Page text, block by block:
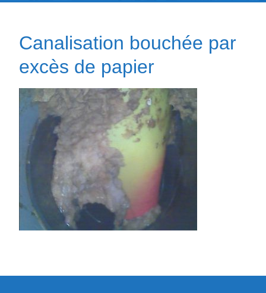
Canalisation bouchée par
excès de papier